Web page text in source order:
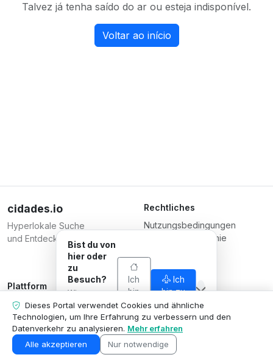
Talvez já tenha saído do ar ou esteja indisponível.
Voltar ao início
cidades.io
Hyperlokale Suche
und Entdeckung.
Rechtliches
Nutzungsbedingungen
Datenschutzrichtlinie
Plattform
Unternehmen registrieren
Pläne
Kontaktieren Sie uns
Unternehmensbereich
Verantwortlich
Serverplace Serviços de
Internet
CNPJ 04.114.466/0001-79
© 2026
Dieses Portal verwendet Cookies und ähnliche
Technologien, um Ihre Erfahrung zu verbessern und den
Datenverkehr zu analysieren. Mehr erfahren
Alle akzeptieren
Nur notwendige
Bist du von
hier oder
zu
Besuch?
Wir passen
an, was wir
dir zeigen, an
deine
Situation an.
Ich
bin
von
hier
Ich
bin zu
Besuch